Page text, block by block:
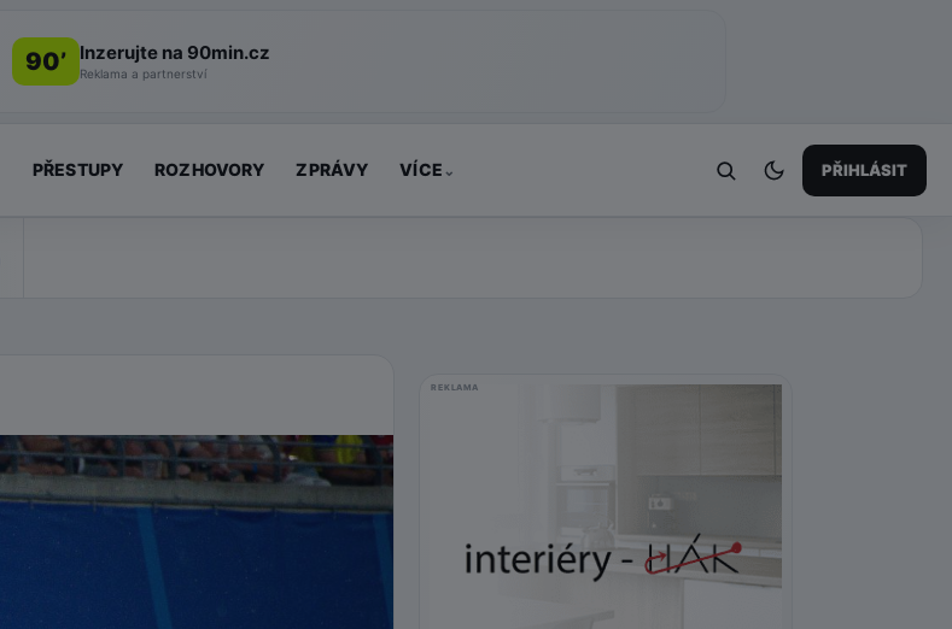
90’ Inzerujte na 90min.cz
Reklama a partnerství
PŘESTUPY ROZHOVORY ZPRÁVY VÍCE ⌄ PŘIHLÁSIT
REKLAMA